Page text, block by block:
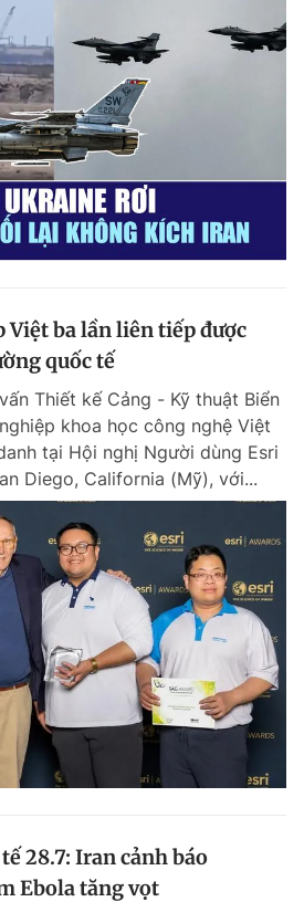
Tin 360
Magazine
Bạn cần biết
Liên hệ quảng cáo
điện thoại
Liên hệ quảng cáo
0908 780 404
RSS Tòa soạn Chính sách bảo
Dũng
Hưng
Trung
ba lần liên tiếp được
quốc tế
Thiết kế Cảng - Kỹ thuật Biển
khoa học công nghệ Việt
tại Hội nghị Người dùng Esri
Diego, California (Mỹ), với...
28.7: Iran cảnh báo
Ebola tăng vọt